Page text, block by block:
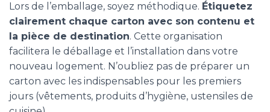
Lors de l’emballage, soyez méthodique. Étiquetez
clairement chaque carton avec son contenu et
la pièce de destination. Cette organisation
facilitera le déballage et l’installation dans votre
nouveau logement. N’oubliez pas de préparer un
carton avec les indispensables pour les premiers
jours (vêtements, produits d’hygiène, ustensiles de